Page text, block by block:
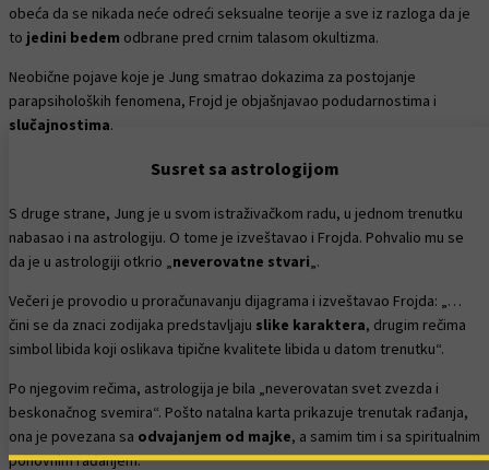
obeća da se nikada neće odreći seksualne teorije a sve iz razloga da je
to jedini bedem odbrane pred crnim talasom okultizma.
Neobične pojave koje je Jung smatrao dokazima za postojanje
parapsiholoških fenomena, Frojd je objašnjavao podudarnostima i
slučajnostima.
Susret sa astrologijom
S druge strane, Jung je u svom istraživačkom radu, u jednom trenutku
nabasao i na astrologiju. O tome je izveštavao i Frojda. Pohvalio mu se
da je u astrologiji otkrio „ neverovatne stvari „.
Večeri je provodio u proračunavanju dijagrama i izveštavao Frojda: „…
čini se da znaci zodijaka predstavljaju slike karaktera, drugim rečima
simbol libida koji oslikava tipične kvalitete libida u datom trenutku“.
Po njegovim rečima, astrologija je bila „neverovatan svet zvezda i
beskonačnog svemira“. Pošto natalna karta prikazuje trenutak rađanja,
ona je povezana sa odvajanjem od majke, a samim tim i sa spiritualnim
ponovnim rađanjem.